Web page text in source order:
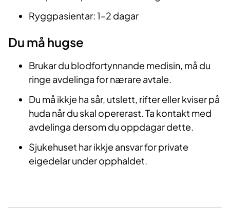
Ryggpasientar: 1–2 dagar
Du må hugse
Brukar du blodfortynnande medisin, må du
ringe avdelinga for nærare avtale.
Du må ikkje ha sår, utslett, rifter eller kviser på
huda når du skal opererast. Ta kontakt med
avdelinga dersom du oppdagar dette.
Sjukehuset har ikkje ansvar for private
eigedelar under opphaldet.